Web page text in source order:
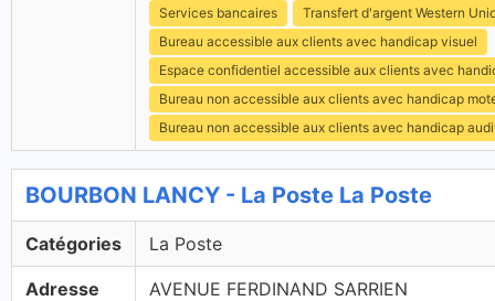
Services bancaires
Transfert d'argent Western
Bureau accessible aux clients avec handicap visuel
Espace confidentiel accessible aux clients avec
Bureau non accessible aux clients avec handicap
Bureau non accessible aux clients avec handicap
BOURBON LANCY - La Poste La Poste
Catégories La Poste
Adresse
AVENUE FERDINAND SARRIEN